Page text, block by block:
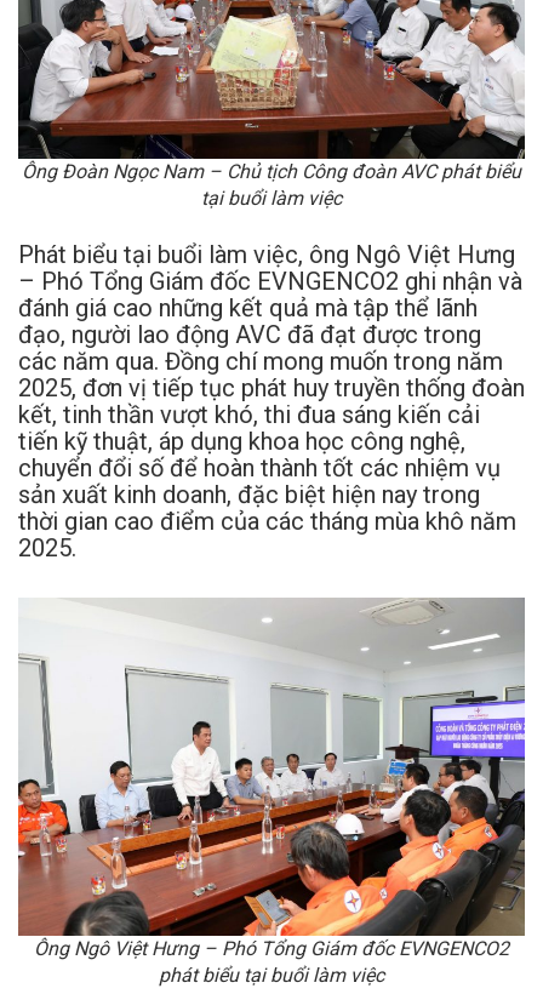
Ông Đoàn Ngọc Nam – Chủ tịch Công đoàn AVC phát biểu
tại buổi làm việc
Phát biểu tại buổi làm việc, ông Ngô Việt Hưng
– Phó Tổng Giám đốc EVNGENCO2 ghi nhận và
đánh giá cao những kết quả mà tập thể lãnh
đạo, người lao động AVC đã đạt được trong
các năm qua. Đồng chí mong muốn trong năm
2025, đơn vị tiếp tục phát huy truyền thống đoàn
kết, tinh thần vượt khó, thi đua sáng kiến cải
tiến kỹ thuật, áp dụng khoa học công nghệ,
chuyển đổi số để hoàn thành tốt các nhiệm vụ
sản xuất kinh doanh, đặc biệt hiện nay trong
thời gian cao điểm của các tháng mùa khô năm
2025.
Ông Ngô Việt Hưng – Phó Tổng Giám đốc EVNGENCO2
phát biểu tại buổi làm việc